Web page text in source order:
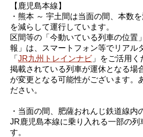
【鹿児島本線】
・熊本 ～ 宇土間は当面の間、本数
を減らして運行しています。
区間等の「今動いている列車の位置
報」は、スマートフォン等でリアル
「JR九州トレインナビ 」をご活用く
掲載されている列車が運休となる場
が変更となる可能性がございます。
ださい。
・当面の間、肥薩おれんじ鉄道線内
JR鹿児島本線に乗り入れる一部の列
す。